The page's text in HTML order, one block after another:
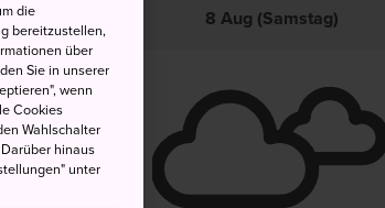
8 Aug (Samstag)
30%
die
bereitzustellen,
über
Sie in unserer
wenn
Cookies
Wahlschalter
hinaus
unter